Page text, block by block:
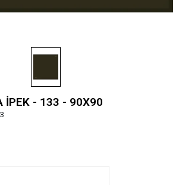
İPEK - 133 - 90X90